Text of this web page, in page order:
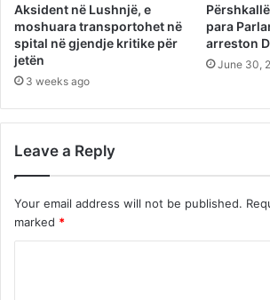
Aksident në Lushnjë, e
moshuara transportohet në
spital në gjendje kritike për
jetën
3 weeks ago
para
arreston
June 30,
Leave a Reply
Your email address will not be published.
marked *